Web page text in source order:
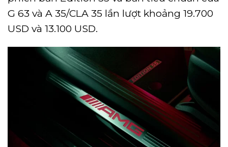
G 63 và A 35/CLA 35 lần lượt khoảng 19.700
USD và 13.100 USD.